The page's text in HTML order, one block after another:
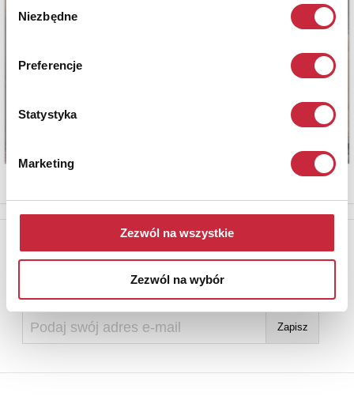
zgody
Niezbędne
Preferencje
Statystyka
Marketing
Zezwól na wszystkie
Zezwól na wybór
Newsletter
adres e-mail